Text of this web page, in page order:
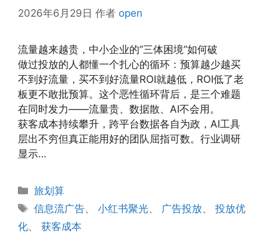
2026年6月29日 作者 open
流量越来越贵，中小企业的”三体困境”如何破
做过投放的人都懂一个扎心的循环：预算越少越买
不到好流量，买不到好流量ROI就越低，ROI低了老
板更不敢批预算。这个恶性循环背后，是三个难题
在同时发力——流量贵、数据散、AI不会用。
获客成本持续攀升，跨平台数据各自为政，AI工具
层出不穷但真正能用好的团队屈指可数。行业调研
显示…
分
类
旅划算
标
签
信息流广告、小红书聚光、 广告投放、投放优
化、 获客成本